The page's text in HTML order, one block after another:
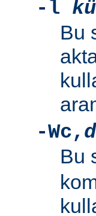
-l
Bu
-Wc,
Bu